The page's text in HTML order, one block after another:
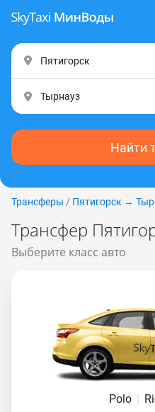
Найти
Трансферы / Пятигорск →
Трансфер
Выберите класс авто
Polo |